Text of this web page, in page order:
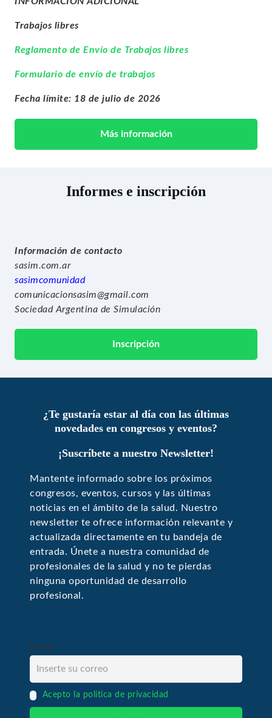
Trabajos libres
Reglamento de Envío de Trabajos libres
Formulario de envío de trabajos
Fecha límite: 18 de julio de 2026
Más información
Informes e inscripción
Información de contacto
sasim.com.ar
sasimcomunidad
comunicacionsasim@gmail.com
Sociedad Argentina de Simulación
Inscripción
¿Te gustaría estar al día con las últimas
novedades en congresos y eventos?
¡Suscríbete a nuestro Newsletter!
Mantente informado sobre los próximos
congresos, eventos, cursos y las últimas
noticias en el ámbito de la salud. Nuestro
newsletter te ofrece información relevante y
actualizada directamente en tu bandeja de
entrada. Únete a nuestra comunidad de
profesionales de la salud y no te pierdas
ninguna oportunidad de desarrollo
profesional.
Email
Acepto la política de privacidad